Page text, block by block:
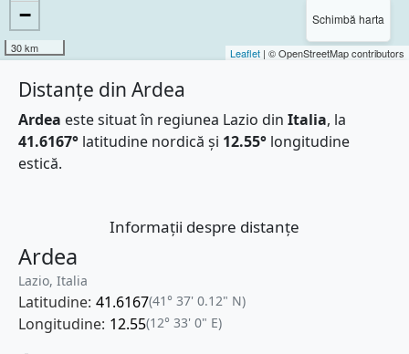
Schimbă harta
−
30 km Leaflet | © OpenStreetMap contributors
Distanțe din Ardea
Ardea este situat în regiunea Lazio din Italia, la
41.6167° latitudine nordică și 12.55° longitudine
estică.
Informații despre distanțe
Ardea
Lazio, Italia
Latitudine: 41.6167(41° 37' 0.12" N)
Longitudine: 12.55(12° 33' 0" E)